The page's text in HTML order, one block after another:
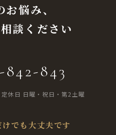
悩み、
談ください
842-843
休日 日曜・祝日・第2土曜
でも大丈夫です